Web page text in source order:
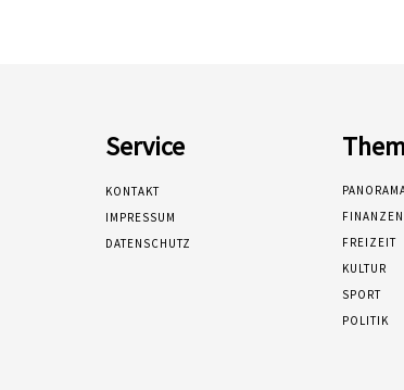
Service
KONTAKT
IMPRESSUM
DATENSCHUTZ
FINANZEN
FREIZEIT
KULTUR
SPORT
POLITIK